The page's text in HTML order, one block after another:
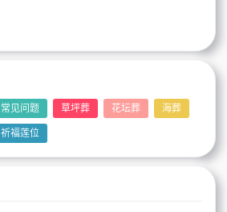
常见问题 草坪葬 花坛葬 海葬
祈福莲位